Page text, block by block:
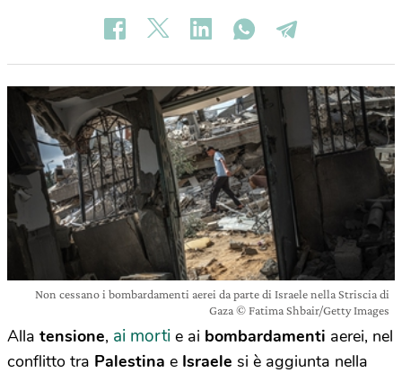
Non cessano i bombardamenti aerei da parte di Israele nella Striscia di
Gaza © Fatima Shbair/Getty Images
Alla tensione, ai morti e ai bombardamenti aerei, nel
conflitto tra Palestina e Israele si è aggiunta nella